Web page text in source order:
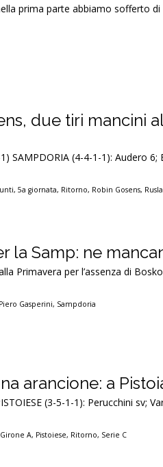
prima parte abbiamo sofferto
due tiri mancini
SAMPDORIA (4-4-1-1): Audero
,5a giornata, Ritorno, Robin Gosens,
la Samp: ne
Primavera per l’assenza di
Gasperini, Sampdoria
arancione: a
(3-5-1-1): Perucchini sv;
Girone A, Pistoiese, Ritorno, Serie C